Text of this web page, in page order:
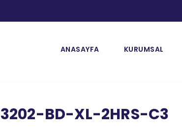
ANASAYFA KURUMSAL
3202-BD-XL-2HRS-C3